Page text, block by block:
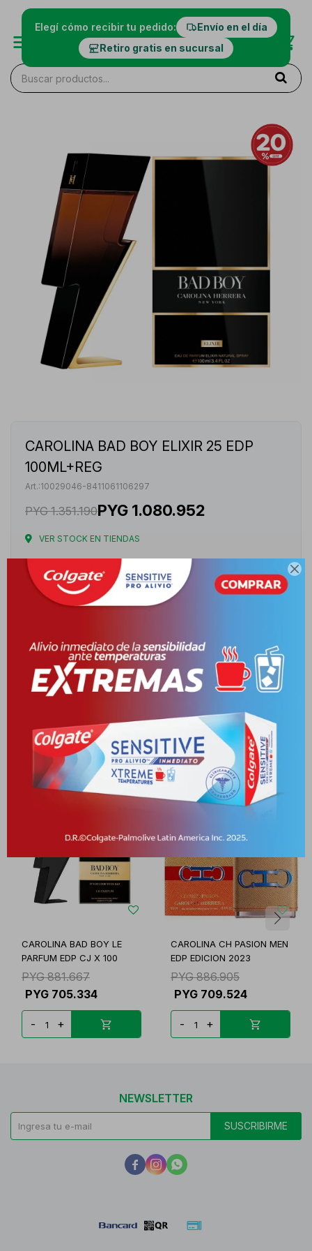

Elegí cómo recibir tu pedido:
Envío en el día
Retiro gratis en sucursal
CAROLINA BAD BOY ELIXIR 25 EDP
100ML+REG
10029046-8411061106297
PYG 1.351.190PYG 1.080.952
VER STOCK EN TIENDAS
Envíos
Cambios y Devoluciones
Medios de pago
Productos que te pueden interesar
CAROLINA BAD BOY LE
PARFUM EDP CJ X 100
PYG 881.667
PYG 705.334
- +
CAROLINA CH PASION MEN
EDP EDICION 2023
PYG 886.905
PYG 709.524
- +
NEWSLETTER
SUSCRIBIRME
  